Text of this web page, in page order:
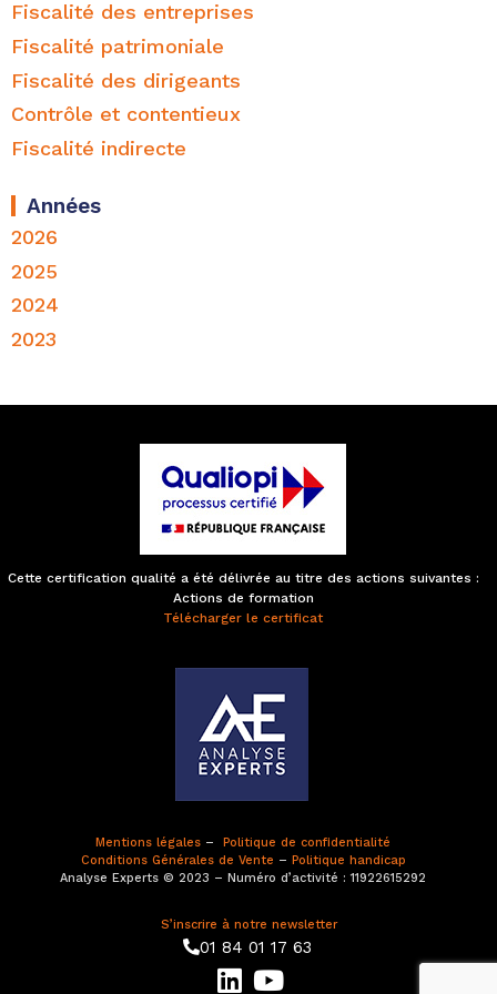
Fiscalité des entreprises
Fiscalité patrimoniale
Fiscalité des dirigeants
Contrôle et contentieux
Fiscalité indirecte
Années
2026
2025
2024
2023
Cette certification qualité a été délivrée au titre des actions suivantes :
Actions de formation
Télécharger le certificat
Mentions légales –
Politique de confidentialité
Conditions Générales de Vente – Politique handicap
Analyse Experts © 2023 – Numéro d’activité : 11922615292
S’inscrire à notre newsletter
01 84 01 17 63